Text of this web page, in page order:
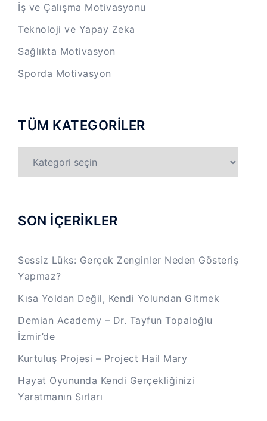
İş ve Çalışma Motivasyonu
Teknoloji ve Yapay Zeka
Sağlıkta Motivasyon
Sporda Motivasyon
TÜM KATEGORİLER
KATEGORİLER
SON İÇERİKLER
Sessiz Lüks: Gerçek Zenginler Neden Gösteriş
Yapmaz?
Kısa Yoldan Değil, Kendi Yolundan Gitmek
Demian Academy – Dr. Tayfun Topaloğlu
İzmir’de
Kurtuluş Projesi – Project Hail Mary
Hayat Oyununda Kendi Gerçekliğinizi
Yaratmanın Sırları